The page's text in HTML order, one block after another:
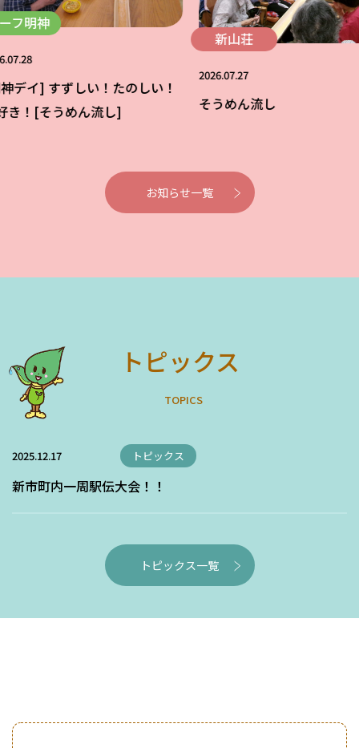
すずしい！たのしい！
うめん流し]
新山荘
2026.07.27
そうめん流し
お知らせ一覧
トピックス
TOPICS
トピックス一覧
2025.12.17 トピックス
新市町内一周駅伝大会！！